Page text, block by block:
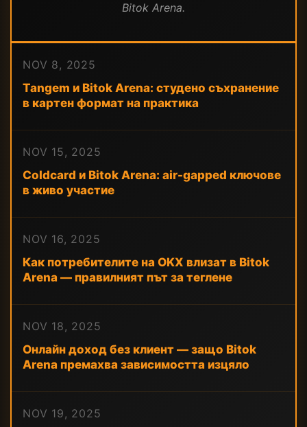
Bitok Arena.
NOV 8, 2025
Tangem и Bitok Arena: студено съхранение
в картен формат на практика
NOV 15, 2025
Coldcard и Bitok Arena: air-gapped ключове
в живо участие
NOV 16, 2025
Как потребителите на OKX влизат в Bitok
Arena — правилният път за теглене
NOV 18, 2025
Онлайн доход без клиент — защо Bitok
Arena премахва зависимостта изцяло
NOV 19, 2025